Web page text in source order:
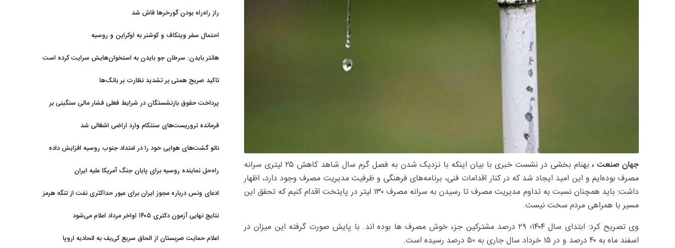
جهان صنعت ،
بهنام بخشی در نشست خبری با بیان اینکه با نزدیک شدن به فصل گرم سال شاهد کاهش ۲۵ لیتری سرانه
مصرف بوده‌ایم و این امید ایجاد شد که در کنار اقدامات فنی، برنامه‌های فرهنگی و ظرفیت مدیریت مصرف وجود دارد، اظهار
داشت: باید همچنان نسبت به تداوم مدیریت مصرف تا رسیدن به سرانه مصرف ۱۳۰ لیتر در پایتخت اقدام کنیم که تحقق این
مسیر با همراهی مردم سخت نیست.
وی تصریح کرد: ابتدای سال ۱۴۰۴؛ ۲۹ درصد مشترکین جزء خوش مصرف ها بوده اند. با پایش صورت گرفته این میزان در
اسفند ماه به ۴۰ درصد و در ۱۵ خرداد سال جاری به ۵۰ درصد رسیده است.
راز راه‌راه بودن گورخرها فاش شد
احتمال سفر ویتکاف و کوشنر به اوکراین و روسیه
هانتر بایدن: سرطان جو بایدن به استخوان‌هایش سرایت کرده است
تاکید صریح همتی بر تشدید نظارت بر بانک‌ها
پرداخت حقوق بازنشستگان در شرایط فعلی فشار مالی سنگینی بر
فرمانده تروریست‌های سنتکام وارد اراضی اشغالی شد
ناتو گشت‌های هوایی خود را در امتداد جنوب روسیه افزایش داده
راه‌حل نماینده روسیه برای پایان جنگ آمریکا علیه ایران
ادعای ونس درباره مجوز ایران برای عبور حداکثری نفت از تنگه هرمز
نتایج نهایی آزمون دکتری ۱۴۰۵ اواخر مرداد اعلام می‌شود
اعلام حمایت صربستان از الحاق سریع کی‌یف به اتحادیه اروپا